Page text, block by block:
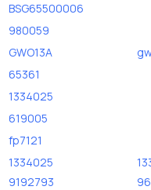
BSG65500006
980059
GWO13A
65361
1334025
619005
fp7121
1334025
9192793